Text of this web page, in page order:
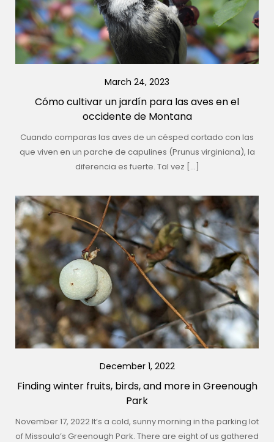
March 24, 2023
Cómo cultivar un jardín para las aves en el
occidente de Montana
Cuando comparas las aves de un césped cortado con las
que viven en un parche de capulines (Prunus virginiana), la
diferencia es fuerte. Tal vez […]
December 1, 2022
Finding winter fruits, birds, and more in Greenough
Park
November 17, 2022 It’s a cold, sunny morning in the parking lot
of Missoula’s Greenough Park. There are eight of us gathered